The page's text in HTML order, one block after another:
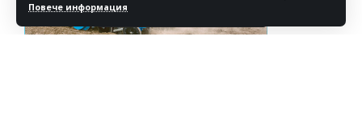
Повече информация